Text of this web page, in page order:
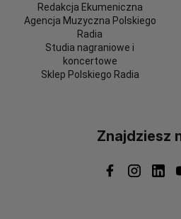
Redakcja Ekumeniczna
Agencja Muzyczna Polskiego
Radia
Studia nagraniowe i
koncertowe
Sklep Polskiego Radia
Znajdziesz